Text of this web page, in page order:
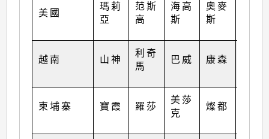
美國
瑪莉
亞
范斯
高
海高
斯
奧麥
斯
越南 山神
利奇
馬
巴威 康森
柬埔寨 寶霞 羅莎
美莎
克
燦都